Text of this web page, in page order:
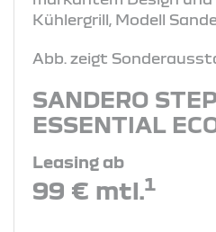
Abb. zeigt
SANDERO
ESSENTIAL
Leasing ab
99 € mtl.1